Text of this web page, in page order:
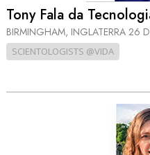
Tony Fala da
BIRMINGHAM, INGLATERRA 26
SCIENTOLOGISTS @VIDA